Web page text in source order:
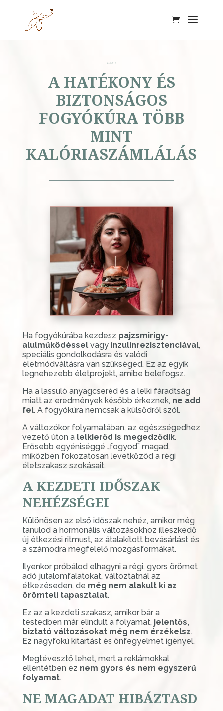
A HATÉKONY ÉS
BIZTONSÁGOS
FOGYÓKÚRA TÖBB
MINT
KALÓRIASZÁMLÁLÁS
Ha fogyókúrába kezdesz pajzsmirigy-
alulműködésselvagy inzulinrezisztenciával,
speciális gondolkodásra és valódi
életmódváltásra van szükséged. Ez az egyik
legnehezebb életprojekt, amibe belefogsz.
Ha a lassuló anyagcseréd és a lelki fáradtság
miatt az eredmények később érkeznek, ne add
fel. A fogyókúra nemcsak a külsődről szól.
A változókor folyamatában, az egészségedhez
vezető úton a lelkierőd is megedződik.
Erősebb egyéniséggé „fogyod” magad,
miközben fokozatosan levetkőzöd a régi
életszakasz szokásait.
A KEZDETI IDŐSZAK
NEHÉZSÉGEI
Különösen az első időszak nehéz, amikor még
tanulod a hormonális változásokhoz illeszkedő
új étkezési ritmust, az átalakított bevásárlást és
a számodra megfelelő mozgásformákat.
Ilyenkor próbálod elhagyni a régi, gyors örömet
adó jutalomfalatokat, változtatnál az
étkezéseden, de még nem alakult ki az
örömteli tapasztalat.
Ez az a kezdeti szakasz, amikor bár a
testedben már elindult a folyamat, jelentős,
biztató változásokat még nem érzékelsz.
Ez nagyfokú kitartást és önfegyelmet igényel.
Megtévesztő lehet, mert a reklámokkal
ellentétben ez nem gyors és nem egyszerű
folyamat.
NE MAGADAT HIBÁZTASD